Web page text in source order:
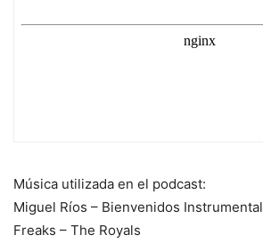
Música utilizada en el podcast:
Miguel Ríos – Bienvenidos Instrumental
Freaks – The Royals